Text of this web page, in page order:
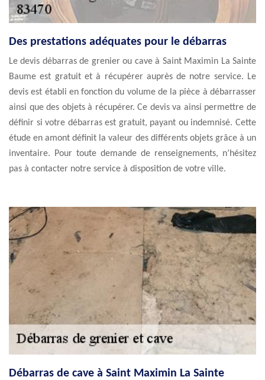
Des prestations adéquates pour le débarras
Le devis débarras de grenier ou cave à Saint Maximin La Sainte
Baume est gratuit et à récupérer auprès de notre service. Le
devis est établi en fonction du volume de la pièce à débarrasser
ainsi que des objets à récupérer. Ce devis va ainsi permettre de
définir si votre débarras est gratuit, payant ou indemnisé. Cette
étude en amont définit la valeur des différents objets grâce à un
inventaire. Pour toute demande de renseignements, n’hésitez
pas à contacter notre service à disposition de votre ville.
Débarras de cave à Saint Maximin La Sainte